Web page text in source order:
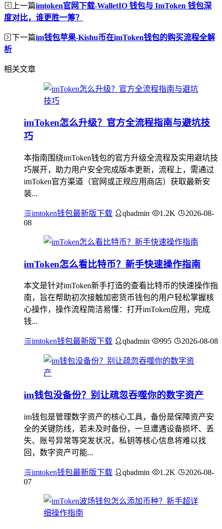
上一篇imtoken官网下载-WalletIO 钱包与 ImToken 钱包深
度对比，谁更胜一筹？
下一篇im钱包苹果-Kishu币在imToken钱包的购买流程全解
析
相关文章
imToken怎么升级？官方全流程指南与避坑技
巧
本指南围绕imToken钱包的官方升级全流程及实用避坑技
巧展开，助力用户安全完成版本更新，流程上，需通过
imToken官方渠道（官网或正规应用商店）获取最新安
装...
imtoken钱包最新版下载 qbadmin 1.2K
2026-08-
08
imToken怎么看比特币？新手快速操作指南
本文是针对imToken新手打造的查看比特币的快速操作指
南，旨在帮助初次接触加密货币钱包的用户轻松掌握核
心操作，操作流程简洁易懂：打开imToken应用，完成
钱...
imtoken钱包最新版下载 qbadmin 995 2026-08-08
im钱包没备份？别让疏忽吞噬你的数字资产
im钱包是管理数字资产的核心工具，备份是保障资产安
全的关键防线，若未及时备份，一旦遭遇设备损坏、丢
失、账号异常等突发状况，私钥等核心信息将难以找
回，数字资产可能...
imtoken钱包最新版下载 qbadmin 1.2K
2026-08-
07